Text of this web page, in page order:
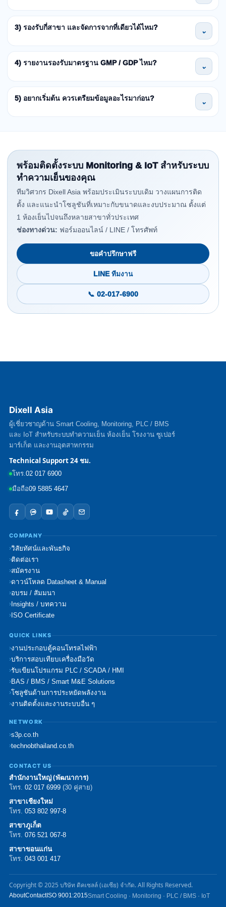
3) รองรับกี่สาขา และจัดการจากที่เดียวได้ไหม? ⌄
4) รายงานรองรับมาตรฐาน GMP / GDP ไหม? ⌄
5) อยากเริ่มต้น ควรเตรียมข้อมูลอะไรมาก่อน? ⌄
พร้อมติดตั้งระบบ Monitoring & IoT สำหรับระบบ
ทำความเย็นของคุณ
ทีมวิศวกร Dixell Asia พร้อมประเมินระบบเดิม วางแผนการติด
ตั้ง และแนะนำโซลูชันที่เหมาะกับขนาดและงบประมาณ ตั้งแต่
1 ห้องเย็นไปจนถึงหลายสาขาทั่วประเทศ
ช่องทางด่วน: ฟอร์มออนไลน์ / LINE / โทรศัพท์
ขอคำปรึกษาฟรี
LINE ทีมงาน
📞 02-017-6900
Dixell Asia
ผู้เชี่ยวชาญด้าน Smart Cooling, Monitoring, PLC / BMS
และ IoT สำหรับระบบทำความเย็น ห้องเย็น โรงงาน ซูเปอร์
มาร์เก็ต และงานอุตสาหกรรม
Technical Support 24 ชม.
โทร.02 017 6900
มือถือ09 5885 4647
COMPANY
วิสัยทัศน์และพันธกิจ
ติดต่อเรา
สมัครงาน
ดาวน์โหลด Datasheet & Manual
อบรม / สัมมนา
Insights / บทความ
ISO Certificate
QUICK LINKS
งานประกอบตู้คอนโทรลไฟฟ้า
บริการสอบเทียบเครื่องมือวัด
รับเขียนโปรแกรม PLC / SCADA / HMI
BAS / BMS / Smart M&E Solutions
โซลูชันด้านการประหยัดพลังงาน
งานติดตั้งและงานระบบอื่น ๆ
NETWORK
s3p.co.th
technobthailand.co.th
CONTACT US
สำนักงานใหญ่ (พัฒนาการ)
โทร. 02 017 6999 (30 คู่สาย)
สาขาเชียงใหม่
โทร. 053 802 997-8
สาขาภูเก็ต
โทร. 076 521 067-8
สาขาขอนแก่น
โทร. 043 001 417
Copyright © 2025 บริษัท ดิคเซลล์ (เอเซีย) จำกัด. All Rights Reserved.
AboutContactISO 9001:2015Smart Cooling · Monitoring · PLC / BMS · IoT